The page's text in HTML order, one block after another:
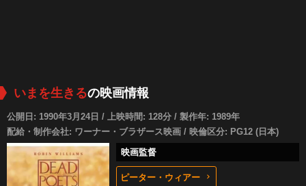
いまを生きるの映画情報
公開日: 1990年3月24日 / 上映時間: 128分 / 製作年: 1989年
配給・制作会社: ワーナー・ブラザース映画 / 映倫区分: PG12 (日本)
映画監督
ピーター・ウィアー